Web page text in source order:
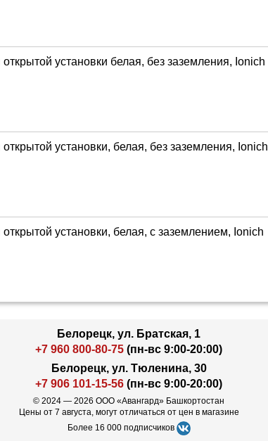
открытой установки белая, без заземления, Ionich
открытой установки, белая, без заземления, Ionich
открытой установки, белая, с заземлением, Ionich
Белорецк, ул. Братская, 1
+7 960 800-80-75 (пн-вс 9:00-20:00)
Белорецк, ул. Тюленина, 30
+7 906 101-15-56 (пн-вс 9:00-20:00)
© 2024 — 2026 ООО «Авангард» Башкортостан
Цены от 7 августа, могут отличаться от цен в магазине
Более 16 000 подписчиков